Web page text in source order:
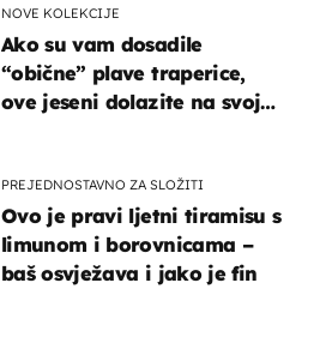
NOVE KOLEKCIJE
Ako su vam dosadile
“obične” plave traperice,
ove jeseni dolazite na svoje
PREJEDNOSTAVNO ZA SLOŽITI
Ovo je pravi ljetni tiramisu s
limunom i borovnicama –
baš osvježava i jako je fin